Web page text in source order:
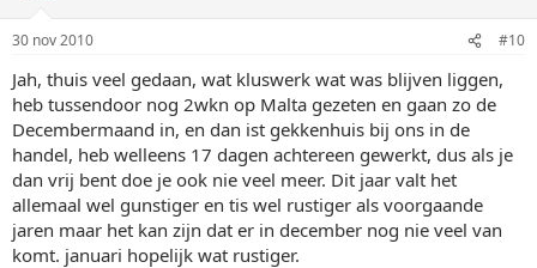
30 nov 2010 #10
Jah, thuis veel gedaan, wat kluswerk wat was blijven liggen,
heb tussendoor nog 2wkn op Malta gezeten en gaan zo de
Decembermaand in, en dan ist gekkenhuis bij ons in de
handel, heb welleens 17 dagen achtereen gewerkt, dus als je
dan vrij bent doe je ook nie veel meer. Dit jaar valt het
allemaal wel gunstiger en tis wel rustiger als voorgaande
jaren maar het kan zijn dat er in december nog nie veel van
komt. januari hopelijk wat rustiger.